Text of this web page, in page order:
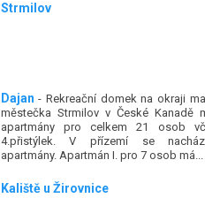
Strmilov
Dajan - Rekreační domek na okraji
městečka Strmilov v České Kanadě
apartmány pro celkem 21 osob
4.přistýlek. V přízemí se
apartmány. Apartmán I. pro 7 osob má...
Kaliště u Žirovnice